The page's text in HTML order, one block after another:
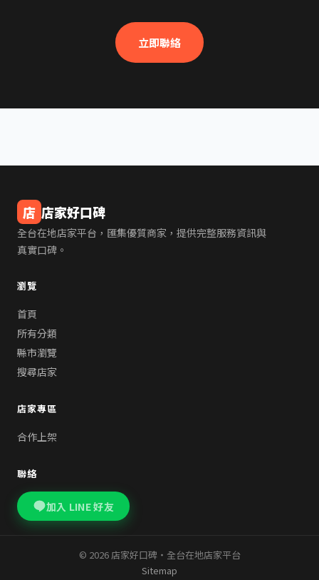
立即聯絡
店 店家好口碑
全台在地店家平台，匯集優質商家，提供完整服務資訊與
真實口碑。
瀏覽
首頁
所有分類
縣市瀏覽
搜尋店家
店家專區
合作上架
聯絡
加入 LINE 好友
© 2026 店家好口碑・全台在地店家平台
Sitemap